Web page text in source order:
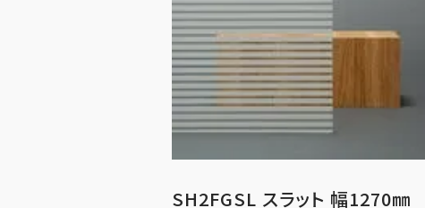
SH2FGSL スラット 幅1270㎜